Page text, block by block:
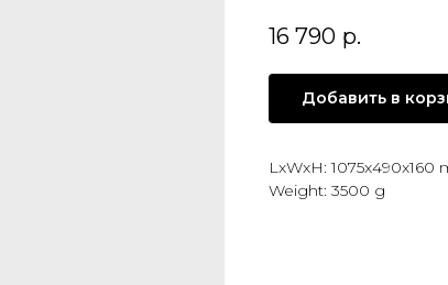
16 790 р.
Добавить в
LxWxH: 1075x490x160
Weight: 3500 g